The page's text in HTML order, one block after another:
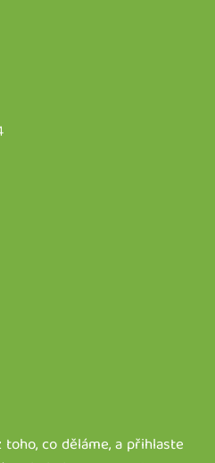
co děláme, a přihlaste